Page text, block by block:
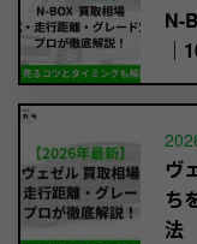
N-
ヴ
ち
法